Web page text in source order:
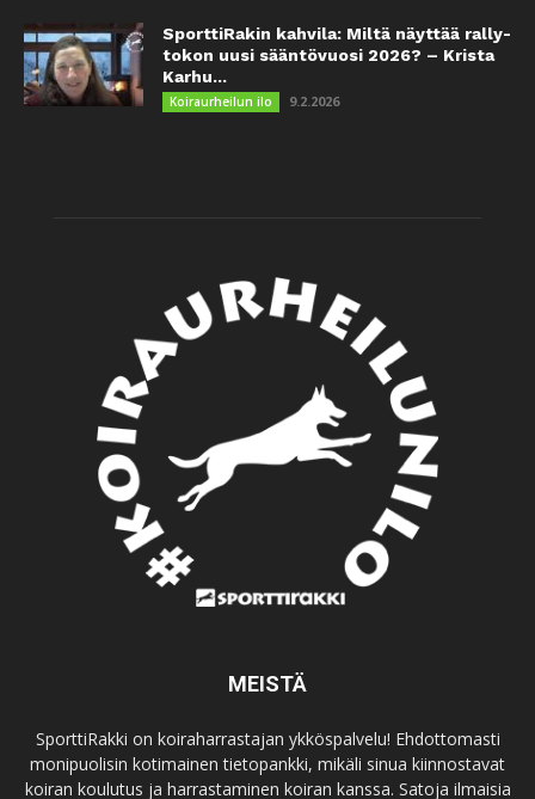
SporttiRakin kahvila: Miltä näyttää rally-
tokon uusi sääntövuosi 2026? – Krista
Karhu...
Koiraurheilun ilo 9.2.2026
MEISTÄ
SporttiRakki on koiraharrastajan ykköspalvelu! Ehdottomasti
monipuolisin kotimainen tietopankki, mikäli sinua kiinnostavat
koiran koulutus ja harrastaminen koiran kanssa. Satoja ilmaisia